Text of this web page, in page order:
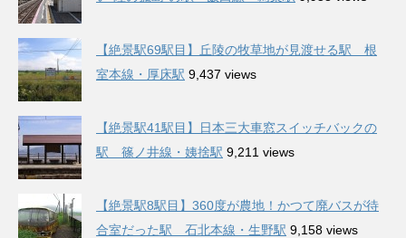
【絶景駅69駅目】丘陵の牧草地が見渡せる駅 根
室本線・厚床駅 9,437 views
【絶景駅41駅目】日本三大車窓スイッチバックの
駅 篠ノ井線・姨捨駅 9,211 views
【絶景駅8駅目】360度が農地！かつて廃バスが待
合室だった駅 石北本線・生野駅 9,158 views